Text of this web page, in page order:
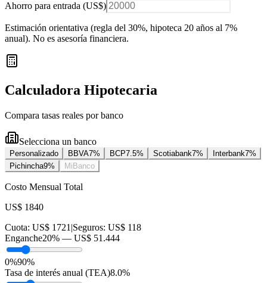
Ahorro para entrada (US$)
Estimación orientativa (regla del 30%, hipoteca 20 años al 7%
anual). No es asesoría financiera.
Calculadora Hipotecaria
Compara tasas reales por banco
Selecciona un banco
Personalizado BBVA7% BCP7.5% Scotiabank7% Interbank7%
Pichincha9% MiBanco
Costo Mensual Total
US$ 1840
Cuota: US$ 1721 |Seguros: US$ 118
Enganche20% — US$ 51.444
0%90%
Tasa de interés anual (TEA)8.0%